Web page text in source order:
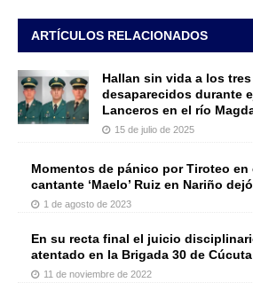
ARTÍCULOS RELACIONADOS
Hallan sin vida a los
desaparecidos durante
Lanceros en el río
15 de julio de 2025
Momentos de pánico por Tiroteo
cantante ‘Maelo’ Ruiz en Nariño
1 de agosto de 2023
En su recta final el juicio
atentado en la Brigada 30 de Cúcuta
11 de noviembre de 2022